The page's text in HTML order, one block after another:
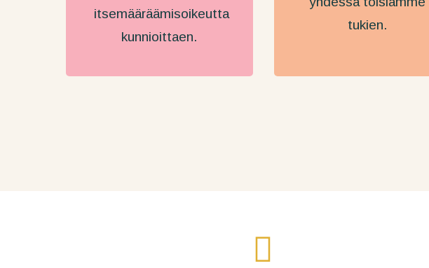
itsemääräämisoikeutta
kunnioittaen.
tukien.